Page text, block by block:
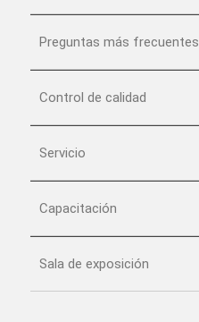
Preguntas más frecuentes
Control de calidad
Servicio
Capacitación
Sala de exposición